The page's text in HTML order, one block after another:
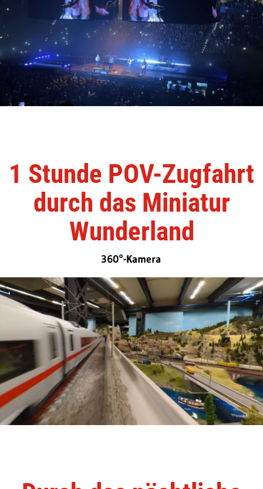
1 Stunde POV-Zugfahrt
durch das Miniatur
Wunderland
360°-Kamera